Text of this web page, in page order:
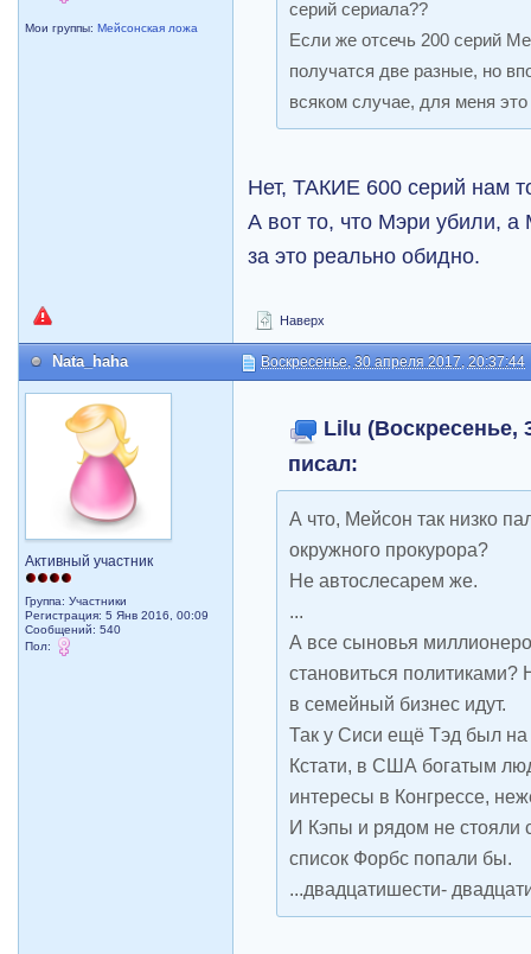
Мои группы:Мейсонская ложа
серий сериала??
Если же отсечь 200 серий
получатся две разные, но
всяком случае, для меня это
Нет, ТАКИЕ 600 серий нам
А вот то, что Мэри убили, а
за это реально обидно.
Наверх
Nata_haha Воскресенье, 30 апреля 2017, 20:37:44
Активный участник
Группа: Участники
Регистрация: 5 Янв 2016, 00:09
Сообщений: 540
Пол:
Lilu (Воскресенье,
писал:
А что, Мейсон так низко
окружного прокурора?
Не автослесарем же.
...
А все сыновья
становиться политиками?
в семейный бизнес​ идут.
Так у Сиси ещё Тэд был
Кстати, в США богатым
интересы в Конгрессе,
И Кэпы и рядом не стояли
список Форбс попали бы.
...двадцатишести-